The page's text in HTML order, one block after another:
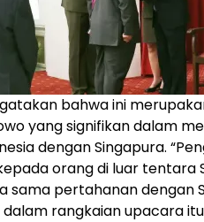
bahwa ini
yang signifikan dalam
dengan Singapura.
orang di luar tentara
pertahanan dengan
rangkaian upacara